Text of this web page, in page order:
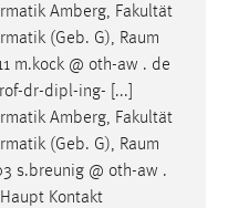
Amberg, Fakultät
(Geb. G), Raum
m.kock @ oth-aw . de
dr-dipl-ing- [...]
Amberg, Fakultät
(Geb. G), Raum
s.breunig @ oth-aw .
Kontakt